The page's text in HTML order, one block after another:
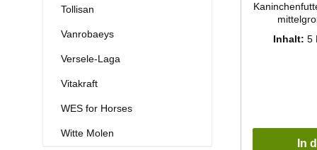
Tollisan
Vanrobaeys
Versele-Laga
Vitakraft
WES for Horses
Witte Molen
Inhalt:5
In